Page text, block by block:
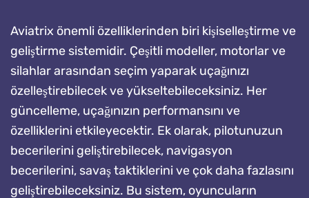
Aviatrix önemli özelliklerinden biri kişiselleştirme ve
geliştirme sistemidir. Çeşitli modeller, motorlar ve
silahlar arasından seçim yaparak uçağınızı
özelleştirebilecek ve yükseltebileceksiniz. Her
güncelleme, uçağınızın performansını ve
özelliklerini etkileyecektir. Ek olarak, pilotunuzun
becerilerini geliştirebilecek, navigasyon
becerilerini, savaş taktiklerini ve çok daha fazlasını
geliştirebileceksiniz. Bu sistem, oyuncuların